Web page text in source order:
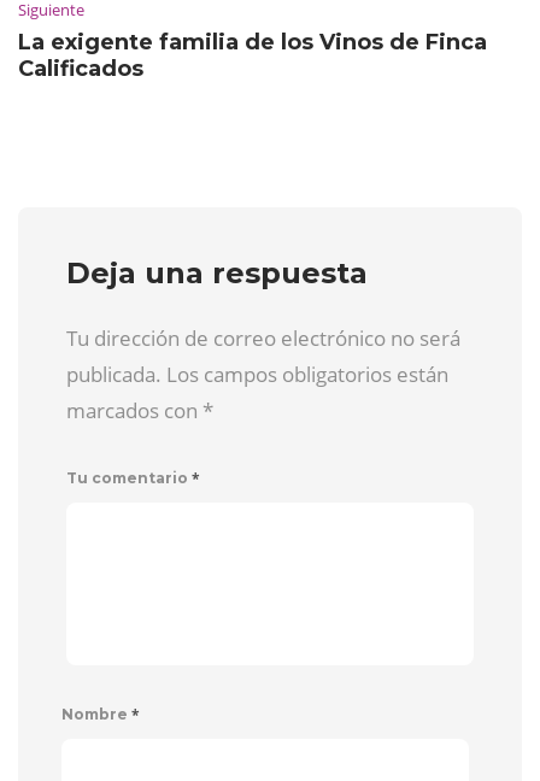
Siguiente
La exigente familia de los Vinos de Finca
Calificados
Deja una respuesta
Tu dirección de correo electrónico no será
publicada. Los campos obligatorios están
marcados con *
Tu comentario *
Nombre *